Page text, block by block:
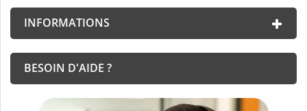
INFORMATIONS
BESOIN D'AIDE ?